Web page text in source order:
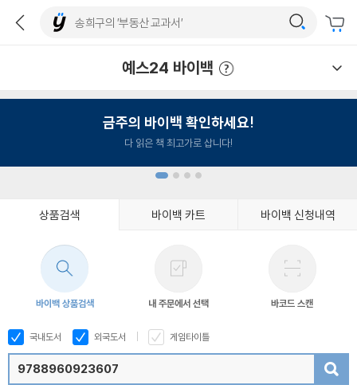
예스24 바이백
금주의 바이백 확인하세요!
다 읽은 책 최고가로 삽니다!
상품검색 바이백 카트 바이백 신청내역
바이백 상품검색 내 주문에서 선택 바코드 스캔
국내도서 외국도서 게임타이틀